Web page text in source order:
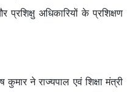
प्रशिक्षु अधिकारियों के प्रशिक्षण
कुमार ने राज्यपाल एवं शिक्षा मंत्री